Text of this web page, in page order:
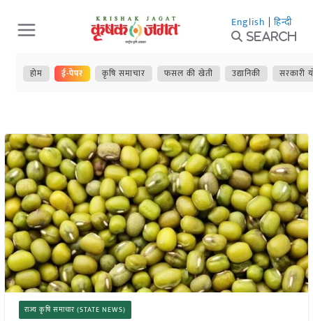
Skip
to
content
English | हिन्दी
Search
होम ई-पेपर कृषि समाचार फसल की खेती उद्यानिकी सरकारी
राज्य कृषि समाचार (STATE NEWS)